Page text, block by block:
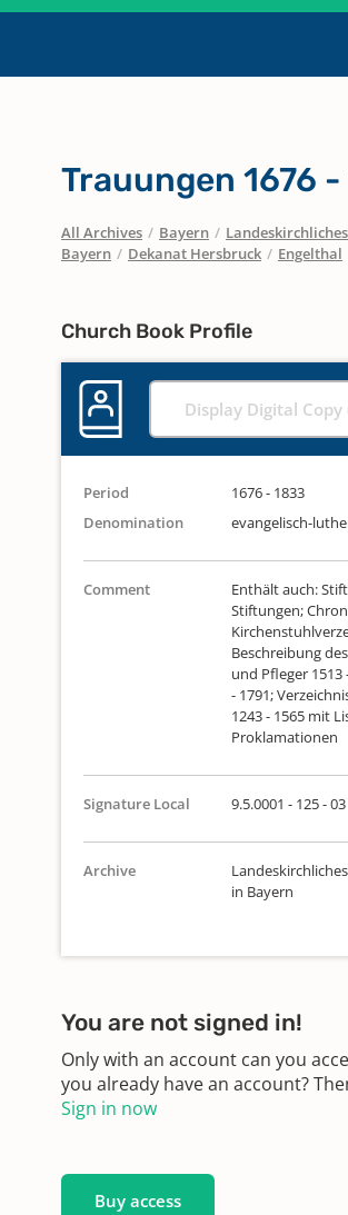
Trauungen 1676
All Archives / Bayern /
Bayern / Dekanat Hersbruck / Engelthal
Church Book Profile
Display Digital Copy
Period
1676 - 1833
Denomination
evangelisch-
Comment
Enthält auch:
Stiftungen;
Beschreibung
und Pfleger 1513
- 1791;
1243 - 1565 mit
Proklamationen
Signature Local 9.5.0001 - 125 - 03
Archive
in Bayern
You are not signed in!
Only with an account can you
you already have an account?
Sign in now
Buy access